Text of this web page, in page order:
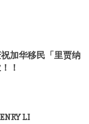
加华移民「里贾纳
！
LI